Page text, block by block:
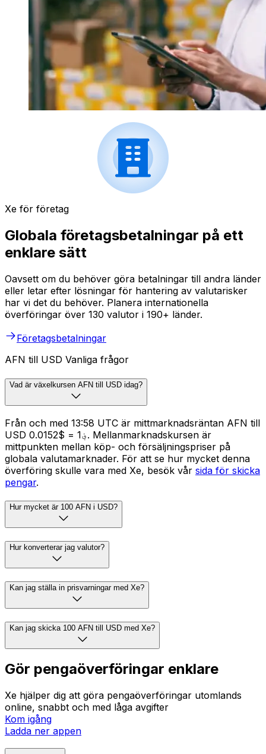
Xe för företag
Globala företagsbetalningar på ett
enklare sätt
Oavsett om du behöver göra betalningar till andra länder
eller letar efter lösningar för hantering av valutarisker
har vi det du behöver. Planera internationella
överföringar över 130 valutor i 190+ länder.
Företagsbetalningar
AFN till USD Vanliga frågor
Vad är växelkursen AFN till USD idag?
Från och med 13:58 UTC är mittmarknadsräntan AFN till
USD ؋1 = $0.0152. Mellanmarknadskursen är
mittpunkten mellan köp- och försäljningspriser på
globala valutamarknader. För att se hur mycket denna
överföring skulle vara med Xe, besök vår sida för skicka
pengar.
Hur mycket är 100 AFN i USD?
Hur konverterar jag valutor?
Kan jag ställa in prisvarningar med Xe?
Kan jag skicka 100 AFN till USD med Xe?
Gör pengaöverföringar enklare
Xe hjälper dig att göra pengaöverföringar utomlands
online, snabbt och med låga avgifter
Kom igång
Ladda ner appen